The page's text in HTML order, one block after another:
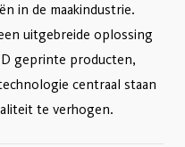
in de maakindustrie.
uitgebreide oplossing
geprinte producten,
centraal staan
te verhogen.